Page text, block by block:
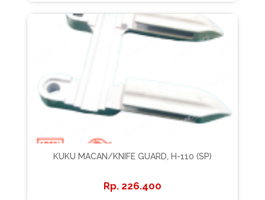
KUKU MACAN/KNIFE GUARD, H-110 (SP)
226.400